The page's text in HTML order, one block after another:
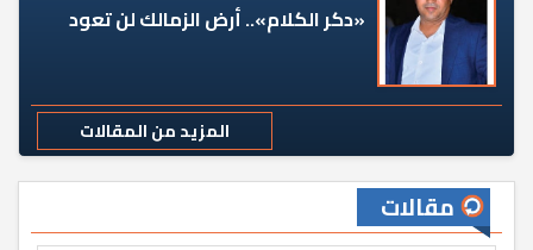
«دكر الكلام».. أرض الزمالك لن تعود
المزيد من المقالات
مقالات